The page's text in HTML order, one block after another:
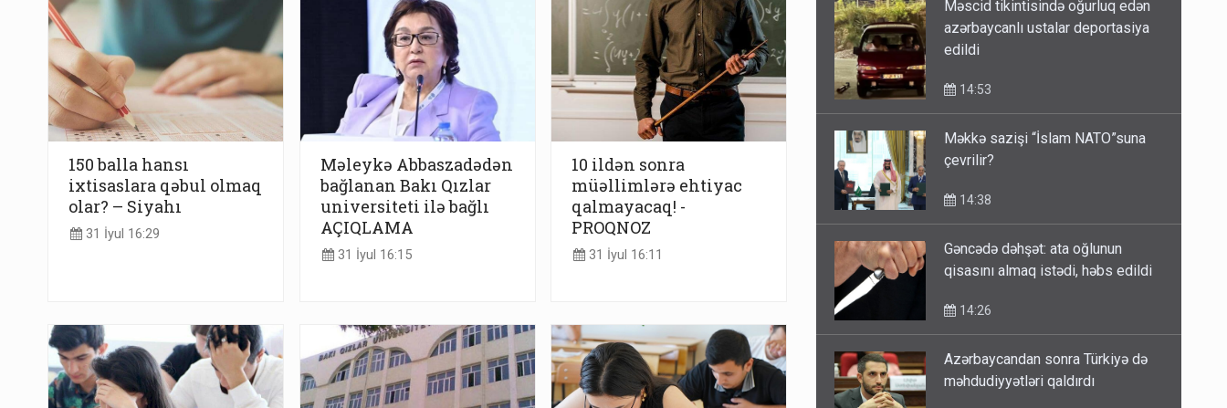
150 balla hansı
ixtisaslara qəbul olmaq
olar? – Siyahı
31 İyul 16:29
Məleykə Abbaszadədən
bağlanan Bakı Qızlar
universiteti ilə bağlı
AÇIQLAMA
31 İyul 16:15
10 ildən sonra
müəllimlərə ehtiyac
qalmayacaq! -
PROQNOZ
31 İyul 16:11
Məscid tikintisində oğurluq edən
azərbaycanlı ustalar deportasiya
Məkkə sazişi “İslam NATO”suna
Gəncədə dəhşət: ata oğlunun
Azərbaycandan sonra Türkiyə də